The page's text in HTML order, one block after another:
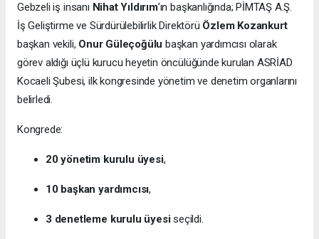
Gebzeli iş insanı Nihat Yıldırım’ın başkanlığında; PİMTAŞ A.Ş.
İş Geliştirme ve Sürdürülebilirlik Direktörü Özlem Kozankurt
başkan vekili, Onur Güleçoğülu başkan yardımcısı olarak
görev aldığı üçlü kurucu heyetin öncülüğünde kurulan ASRİAD
Kocaeli Şubesi, ilk kongresinde yönetim ve denetim organlarını
belirledi.
Kongrede:
20 yönetim kurulu üyesi,
10 başkan yardımcısı,
3 denetleme kurulu üyesiseçildi.